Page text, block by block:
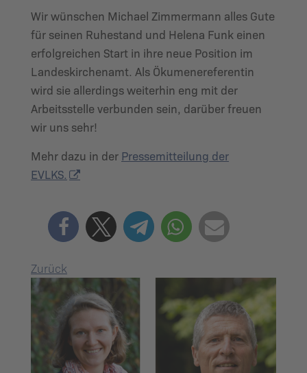
Wir wünschen Michael Zimmermann alles Gute
für seinen Ruhestand und Helena Funk einen
erfolgreichen Start in ihre neue Position im
Landeskirchenamt. Als Ökumenereferentin
wird sie allerdings weiterhin eng mit der
Arbeitsstelle verbunden sein, darüber freuen
wir uns sehr!
Mehr dazu in der Pressemitteilung der
EVLKS.
Zurück